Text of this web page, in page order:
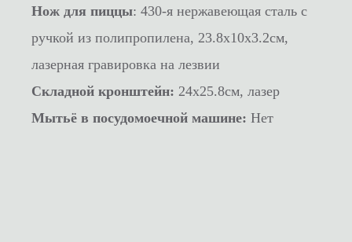
Нож для пиццы: 430-я нержавеющая сталь с
ручкой из полипропилена, 23.8x10x3.2см,
лазерная гравировка на лезвии
Складной кронштейн: 24x25.8см, лазер
Мытьё в посудомоечной машине: Нет